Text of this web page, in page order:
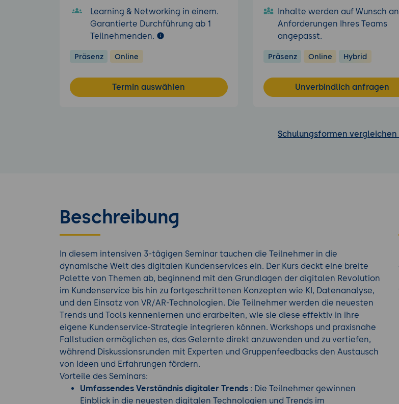
Learning & Networking in einem.
Garantierte Durchführung ab 1
Teilnehmenden.
Präsenz Online
Termin auswählen
Inhalte werden auf Wunsch
Anforderungen Ihres Teams
angepasst.
Präsenz Online Hybrid
Unverbindlich anfragen
Schulungsformen vergleichen
Beschreibung
In diesem intensiven 3-tägigen Seminar tauchen die Teilnehmer in die
dynamische Welt des digitalen Kundenservices ein. Der Kurs deckt eine breite
Palette von Themen ab, beginnend mit den Grundlagen der digitalen Revolution
im Kundenservice bis hin zu fortgeschrittenen Konzepten wie KI, Datenanalyse,
und den Einsatz von VR/AR-Technologien. Die Teilnehmer werden die neuesten
Trends und Tools kennenlernen und erarbeiten, wie sie diese effektiv in ihre
eigene Kundenservice-Strategie integrieren können. Workshops und praxisnahe
Fallstudien ermöglichen es, das Gelernte direkt anzuwenden und zu vertiefen,
während Diskussionsrunden mit Experten und Gruppenfeedbacks den Austausch
von Ideen und Erfahrungen fördern.
Vorteile des Seminars:
Umfassendes Verständnis digitaler Trends : Die Teilnehmer gewinnen
Einblick in die neuesten digitalen Technologien und Trends im